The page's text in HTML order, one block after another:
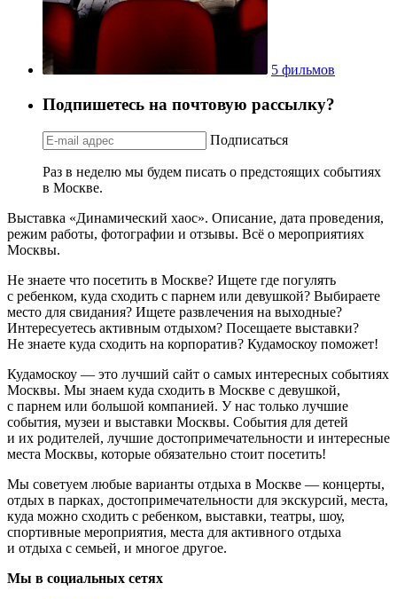
5 фильмов
Подпишетесь на почтовую рассылку?
Подписаться
Раз в неделю мы будем писать о предстоящих событиях
в Москве.
Выставка «Динамический хаос». Описание, дата проведения,
режим работы, фотографии и отзывы. Всё о мероприятиях
Москвы.
Не знаете что посетить в Москве? Ищете где погулять
с ребенком, куда сходить с парнем или девушкой? Выбираете
место для свидания? Ищете развлечения на выходные?
Интересуетесь активным отдыхом? Посещаете выставки?
Не знаете куда сходить на корпоратив? Кудамоскоу поможет!
Кудамоскоу — это лучший сайт о самых интересных событиях
Москвы. Мы знаем куда сходить в Москве с девушкой,
с парнем или большой компанией. У нас только лучшие
события, музеи и выставки Москвы. События для детей
и их родителей, лучшие достопримечательности и интересные
места Москвы, которые обязательно стоит посетить!
Мы советуем любые варианты отдыха в Москве — концерты,
отдых в парках, достопримечательности для экскурсий, места,
куда можно сходить с ребенком, выставки, театры, шоу,
спортивные мероприятия, места для активного отдыха
и отдыха с семьей, и многое другое.
Мы в социальных сетях